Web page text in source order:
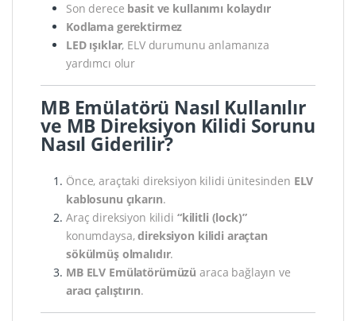
Son derece basit ve kullanımı kolaydır
Kodlama gerektirmez
LED ışıklar, ELV durumunu anlamanıza
yardımcı olur
MB Emülatörü Nasıl Kullanılır
ve MB Direksiyon Kilidi Sorunu
Nasıl Giderilir?
Önce, araçtaki direksiyon kilidi ünitesinden ELV
kablosunu çıkarın.
Araç direksiyon kilidi “kilitli (lock)”
konumdaysa,direksiyon kilidi araçtan
sökülmüş olmalıdır.
MB ELV Emülatörümüzü araca bağlayın ve
aracı çalıştırın.